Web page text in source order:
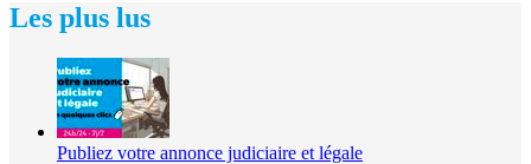
Les plus lus
Publiez votre annonce judiciaire et légale